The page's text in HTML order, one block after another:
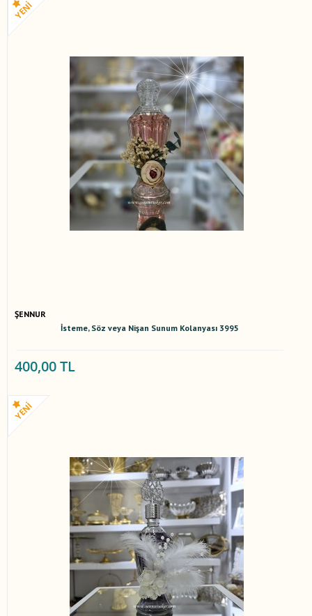
ŞENNUR
İsteme, Söz veya Nişan Sunum Kolanyası 3995
400,00 TL